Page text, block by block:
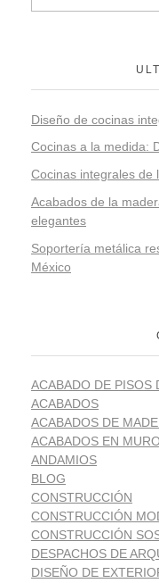
Diseño de cocinas
Cocinas a la medida:
Cocinas integrales de
Acabados de la
elegantes
Soportería metálica
México
ACABADO DE PISOS
ACABADOS
ACABADOS DE
ACABADOS EN
ANDAMIOS
BLOG
CONSTRUCCIÓN
CONSTRUCCIÓN
CONSTRUCCIÓN
DESPACHOS DE
DISEÑO DE